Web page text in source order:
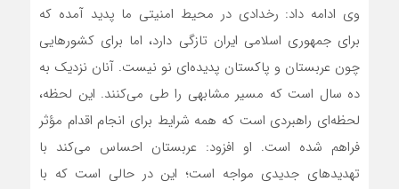
وی ادامه داد: رخدادی در محیط امنیتی ما پدید آمده که
برای جمهوری اسلامی ایران تازگی دارد، اما برای کشورهایی
چون عربستان و پاکستان پدیده‌ای نو نیست. آنان نزدیک به
ده سال است که مسیر مشابهی را طی می‌کنند. این لحظه،
لحظه‌ای راهبردی است که همه شرایط برای انجام اقدام مؤثر
فراهم شده است. او افزود: عربستان احساس می‌کند با
تهدیدهای جدیدی مواجه است؛ این در حالی است که با